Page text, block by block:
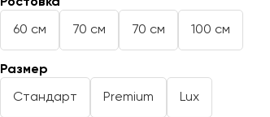
60 см 70 см 70 см 100 см
Размер
Стандарт Premium Lux